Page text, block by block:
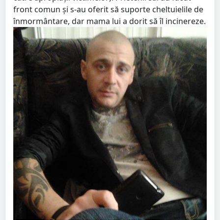
front comun și s-au oferit să suporte cheltuielile de
înmormântare, dar mama lui a dorit să îl incinereze.